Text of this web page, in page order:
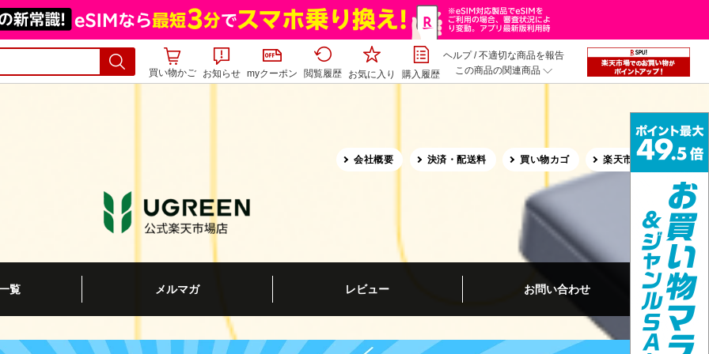
買い物かご お知らせ myクーポン 閲覧履歴 お気に入り 購入履歴
ヘルプ/不適切な商品を報告
この商品の関連商品